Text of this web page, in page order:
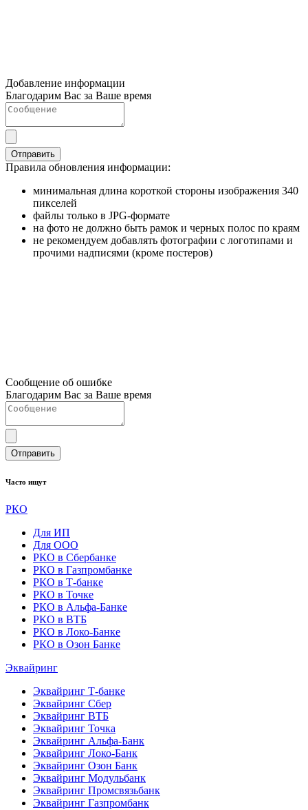
Добавление информации
Благодарим Вас за Ваше время
Отправить
Правила обновления информации:
минимальная длина короткой стороны изображения 340
пикселей
файлы только в JPG-формате
на фото не должно быть рамок и черных полос по краям
не рекомендуем добавлять фотографии с логотипами и
прочими надписями (кроме постеров)
Сообщение об ошибке
Благодарим Вас за Ваше время
Отправить
Часто ищут
РКО
Для ИП
Для ООО
РКО в Сбербанке
РКО в Газпромбанке
РКО в Т-банке
РКО в Точке
РКО в Альфа-Банке
РКО в ВТБ
РКО в Локо-Банке
РКО в Озон Банке
Эквайринг
Эквайринг Т-банке
Эквайринг Сбер
Эквайринг ВТБ
Эквайринг Точка
Эквайринг Альфа-Банк
Эквайринг Локо-Банк
Эквайринг Озон Банк
Эквайринг Модульбанк
Эквайринг Промсвязьбанк
Эквайринг Газпромбанк